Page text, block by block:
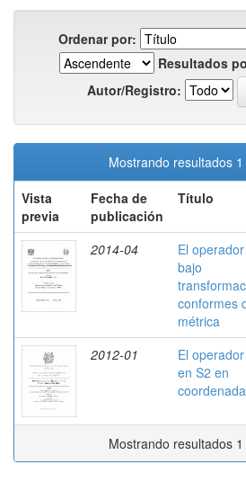
Ordenar por:
Resultados
Autor/Registro:
Mostrando resultados
Vista
previa
Fecha de
publicación
Título
2014-04
El
bajo
conformes
métrica
2012-01
El
en S2 en
Mostrando resultados